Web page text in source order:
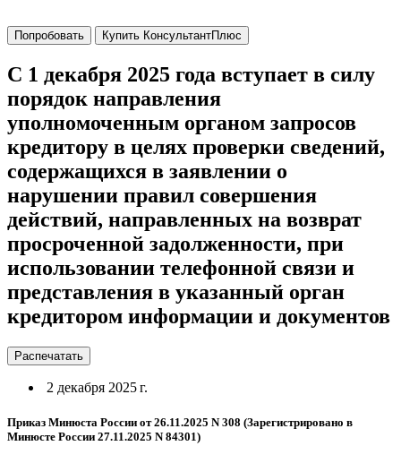
Попробовать Купить КонсультантПлюс
С 1 декабря 2025 года вступает в силу
порядок направления
уполномоченным органом запросов
кредитору в целях проверки сведений,
содержащихся в заявлении о
нарушении правил совершения
действий, направленных на возврат
просроченной задолженности, при
использовании телефонной связи и
представления в указанный орган
кредитором информации и документов
Распечатать
2 декабря 2025 г.
Приказ Минюста России от 26.11.2025 N 308 (Зарегистрировано в
Минюсте России 27.11.2025 N 84301)